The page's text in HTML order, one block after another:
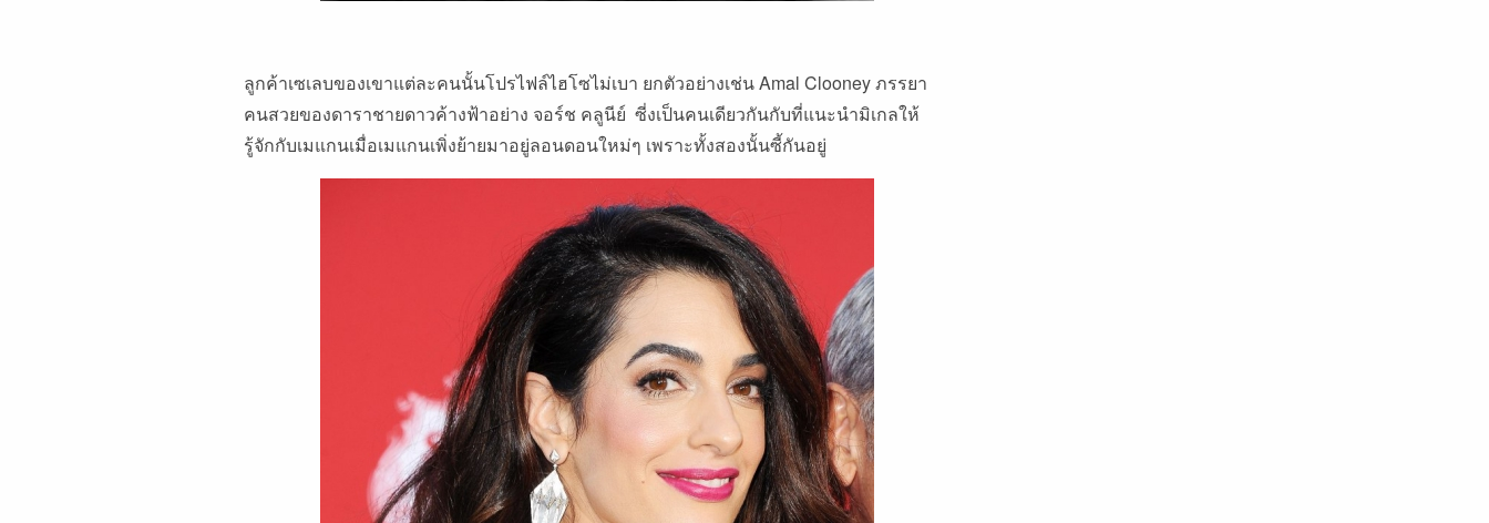
ลูกค้าเซเลบของเขาแต่ละคนนั้นโปรไฟล์ไฮโซไม่เบา ยกตัวอย่างเช่น Amal Clooney ภรรยา
คนสวยของดาราชายดาวค้างฟ้าอย่าง จอร์ช คลูนีย์ ซี่งเป็นคนเดียวกันกับที่แนะนำมิเกลให้
รู้จักกับเมแกนเมื่อเมแกนเพิ่งย้ายมาอยู่ลอนดอนใหม่ๆ เพราะทั้งสองนั้นซี้กันอยู่